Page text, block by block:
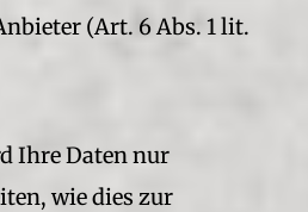
(Art. 6 Abs. 1 lit.
Ihre Daten nur
wie dies zur